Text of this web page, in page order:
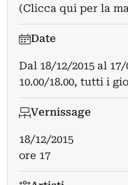
(Clicca qui per la
Date
Dal 18/12/2015 al 17/
10.00/18.00, tutti i
Vernissage
18/12/2015
ore 17